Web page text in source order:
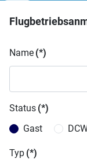
Name (*)
Status (*)
Gast
Typ (*)